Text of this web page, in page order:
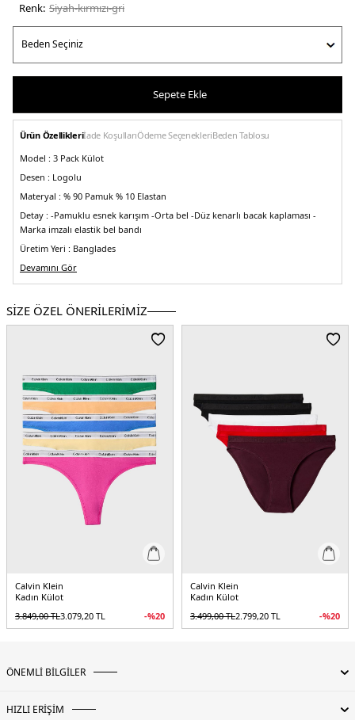
Renk: siyah-kırmızı-gri
Sepete Ekle
Ürün Özellikleriİade KoşullarıÖdeme SeçenekleriBeden Tablosu
Model : 3 Pack Külot
Desen : Logolu
Materyal : % 90 Pamuk % 10 Elastan
Detay : -Pamuklu esnek karışım -Orta bel -Düz kenarlı bacak kaplaması -
Marka imzalı elastik bel bandı
Üretim Yeri : Banglades
5DE2000QD5209E31W.9785
Devamını Gör
SİZE ÖZEL ÖNERİLERİMİZ
Calvin Klein
Kadın Külot
3.849,00TL3.079,20 TL -%20
Calvin Klein
Kadın Külot
3.499,00TL2.799,20 TL -%20
ÖNEMLİ BİLGİLER
HIZLI ERİŞİM